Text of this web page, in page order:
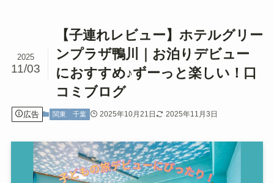
【子連れレビュー】ホテルグリー
ンプラザ鴨川｜お泊りデビュー
におすすめ♪ずーっと楽しい！口
コミブログ
2025
11/03
広告 関東 千葉 2025年10月21日 2025年11月3日